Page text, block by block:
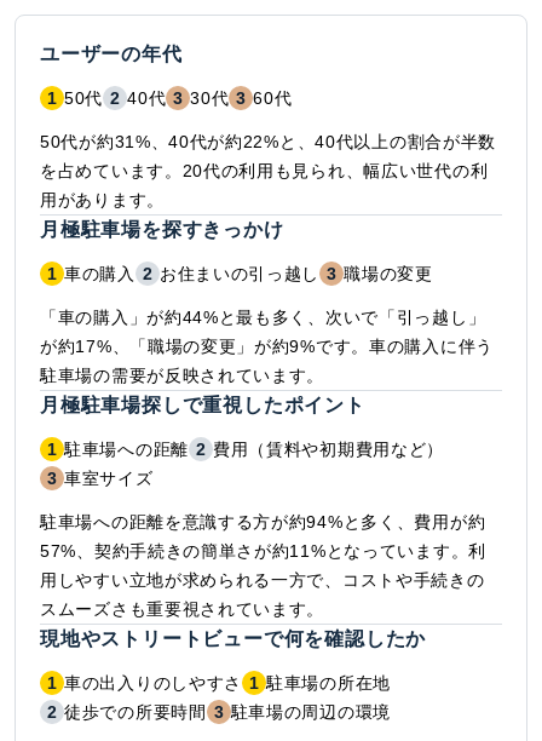
ユーザーの年代
1 50代 2 40代 3 30代 3 60代
50代が約31%、40代が約22%と、40代以上の割合が半数
を占めています。20代の利用も見られ、幅広い世代の利
用があります。
月極駐車場を探すきっかけ
1 車の購入 2 お住まいの引っ越し 3 職場の変更
「車の購入」が約44%と最も多く、次いで「引っ越し」
が約17%、「職場の変更」が約9%です。車の購入に伴う
駐車場の需要が反映されています。
月極駐車場探しで重視したポイント
1 駐車場への距離 2 費用（賃料や初期費用など）
3 車室サイズ
駐車場への距離を意識する方が約94%と多く、費用が約
57%、契約手続きの簡単さが約11%となっています。利
用しやすい立地が求められる一方で、コストや手続きの
スムーズさも重要視されています。
現地やストリートビューで何を確認したか
1 車の出入りのしやすさ 1 駐車場の所在地
2 徒歩での所要時間 3 駐車場の周辺の環境